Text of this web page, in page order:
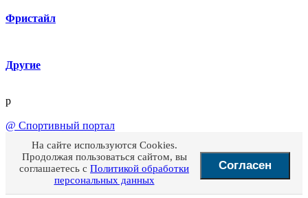
Фристайл
Другие
p
@ Спортивный портал
На сайте используются Cookies.
Продолжая пользоваться сайтом, вы
соглашаетесь с Политикой обработки
персональных данных
Согласен